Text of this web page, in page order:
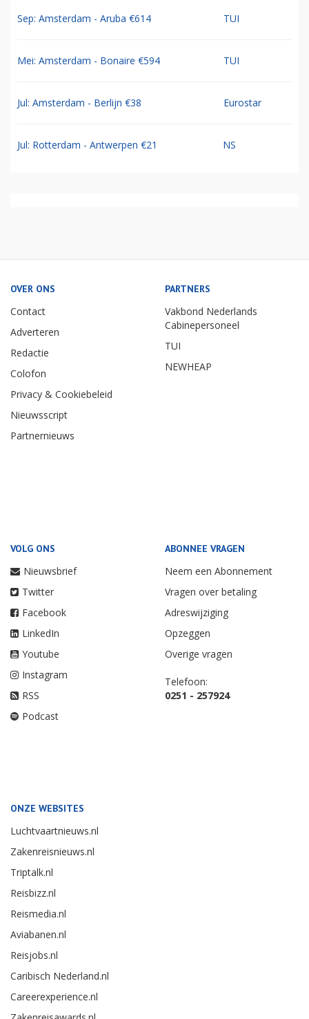
Sep: Amsterdam - Aruba €614 TUI
Mei: Amsterdam - Bonaire €594 TUI
Jul: Amsterdam - Berlijn €38 Eurostar
Jul: Rotterdam - Antwerpen €21 NS
OVER ONS
Contact
Adverteren
Redactie
Colofon
Privacy & Cookiebeleid
Nieuwsscript
Partnernieuws
PARTNERS
Vakbond Nederlands
Cabinepersoneel
TUI
NEWHEAP
VOLG ONS
Nieuwsbrief
Twitter
Facebook
LinkedIn
Youtube
Instagram
RSS
Podcast
ABONNEE VRAGEN
Neem een Abonnement
Vragen over betaling
Adreswijziging
Opzeggen
Overige vragen
Telefoon:
0251 - 257924
ONZE WEBSITES
Luchtvaartnieuws.nl
Zakenreisnieuws.nl
Triptalk.nl
Reisbizz.nl
Reismedia.nl
Aviabanen.nl
Reisjobs.nl
Caribisch Nederland.nl
Careerexperience.nl